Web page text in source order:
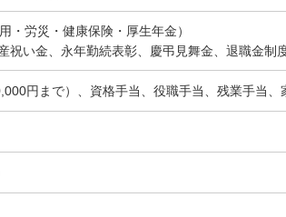
・労災・健康保険・厚生年金）
祝い金、永年勤続表彰、慶弔見舞金、退職金制
円まで）、資格手当、役職手当、残業手当、